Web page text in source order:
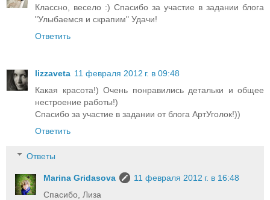
Классно, весело :) Спасибо за участие в задании блога
"Улыбаемся и скрапим" Удачи!
Ответить
lizzaveta 11 февраля 2012 г. в 09:48
Какая красота!) Очень понравились детальки и общее
нестроение работы!)
Спасибо за участие в задании от блога АртУголок!))
Ответить
Ответы
Marina Gridasova
11 февраля 2012 г. в 16:48
Спасибо, Лиза